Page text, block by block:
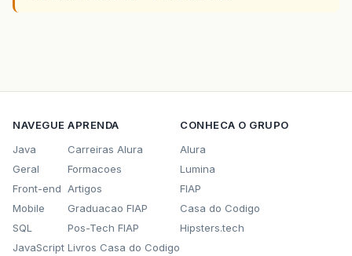
NAVEGUE
Java
Geral
Front-end
Mobile
SQL
JavaScript
APRENDA
Carreiras Alura
Formacoes
Artigos
Graduacao FIAP
Pos-Tech FIAP
Livros Casa do Codigo
CONHECA O GRUPO
Alura
Lumina
FIAP
Casa do Codigo
Hipsters.tech